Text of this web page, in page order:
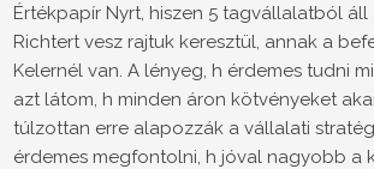
Értékpapír Nyrt, hiszen 5 tagvállalatból áll
Richtert vesz rajtuk keresztül, annak a
Kelernél van. A lényeg, h érdemes tudni
azt látom, h minden áron kötvényeket
túlzottan erre alapozzák a vállalati
érdemes megfontolni, h jóval nagyobb a